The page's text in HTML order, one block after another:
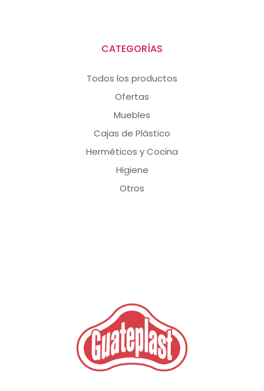
CATEGORÍAS
Todos los productos
Ofertas
Muebles
Cajas de Plástico
Herméticos y Cocina
Higiene
Otros